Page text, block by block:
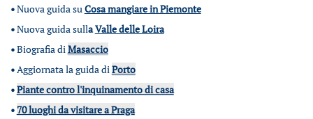
•Nuova guida suCosa mangiare in Piemonte
•Nuova guida sullaValle delle Loira
•Biografia diMasaccio
•Aggiornata la guida diPorto
•Piante contro l'inquinamento di casa
• 70 luoghi da visitare a Praga